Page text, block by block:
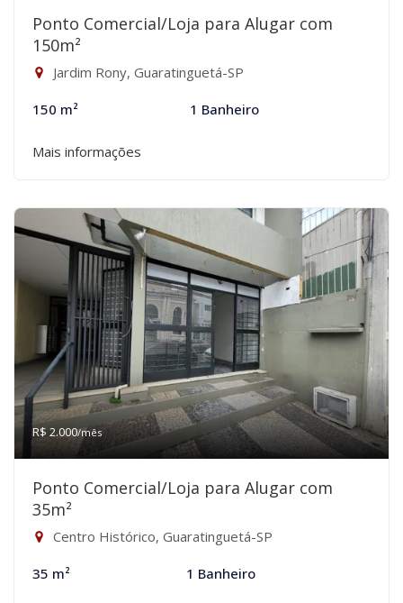
Ponto Comercial/Loja para Alugar com
150m²
Jardim Rony, Guaratinguetá-SP
150 m² 1 Banheiro
Mais informações
R$ 2.000/mês
Ponto Comercial/Loja para Alugar com
35m²
Centro Histórico, Guaratinguetá-SP
35 m² 1 Banheiro